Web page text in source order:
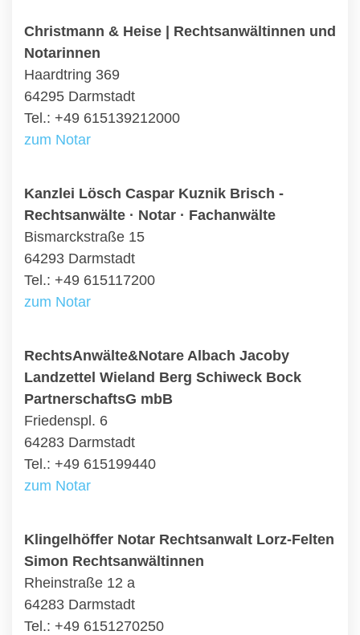
Christmann & Heise | Rechtsanwältinnen und
Notarinnen
Haardtring 369
64295 Darmstadt
Tel.: +49 615139212000
zum Notar
Kanzlei Lösch Caspar Kuznik Brisch -
Rechtsanwälte · Notar · Fachanwälte
Bismarckstraße 15
64293 Darmstadt
Tel.: +49 615117200
zum Notar
RechtsAnwälte&Notare Albach Jacoby
Landzettel Wieland Berg Schiweck Bock
PartnerschaftsG mbB
Friedenspl. 6
64283 Darmstadt
Tel.: +49 615199440
zum Notar
Klingelhöffer Notar Rechtsanwalt Lorz-Felten
Simon Rechtsanwältinnen
Rheinstraße 12 a
64283 Darmstadt
Tel.: +49 6151270250